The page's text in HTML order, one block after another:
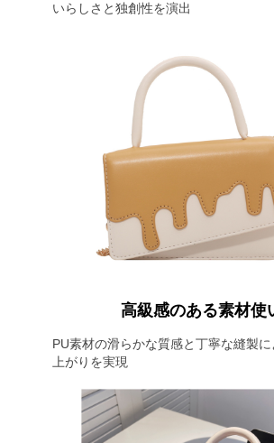
いらしさと独創性を演出
高級感のある素材使
PU素材の滑らかな質感と丁寧な縫製
上がりを実現